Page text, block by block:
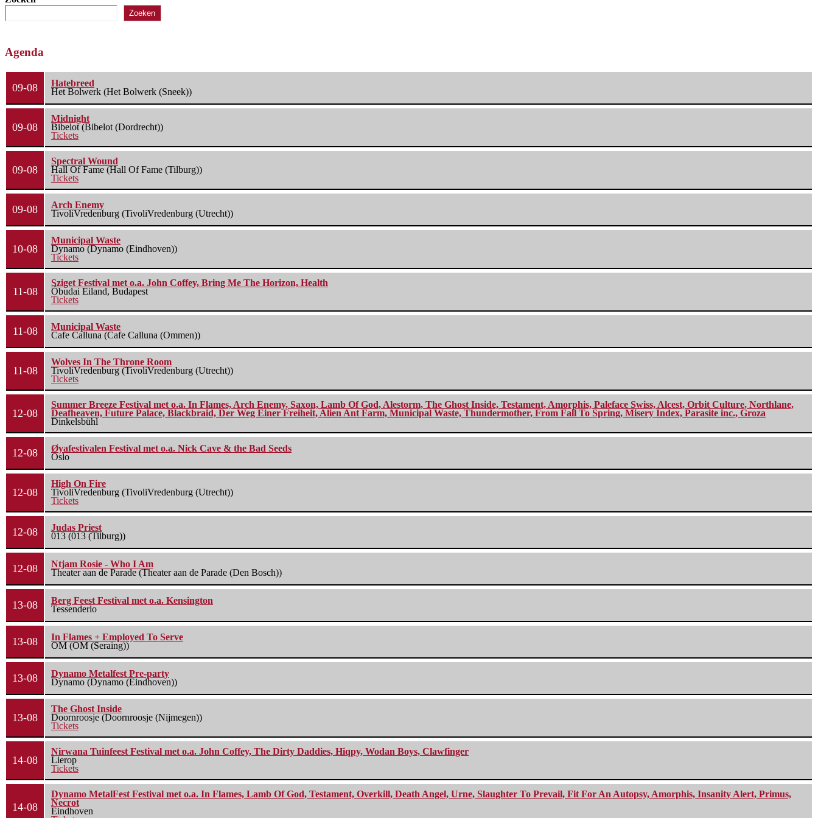
Zoeken
Agenda
09-08
Hatebreed
Het Bolwerk (Het Bolwerk (Sneek))
09-08
Midnight
Bibelot (Bibelot (Dordrecht))
Tickets
09-08
Spectral Wound
Hall Of Fame (Hall Of Fame (Tilburg))
Tickets
09-08
Arch Enemy
TivoliVredenburg (TivoliVredenburg (Utrecht))
10-08
Municipal Waste
Dynamo (Dynamo (Eindhoven))
Tickets
11-08
Sziget Festival met o.a. John Coffey, Bring Me The Horizon, Health
Óbudai Eiland, Budapest
Tickets
11-08
Municipal Waste
Cafe Calluna (Cafe Calluna (Ommen))
11-08
Wolves In The Throne Room
TivoliVredenburg (TivoliVredenburg (Utrecht))
Tickets
12-08
Summer Breeze Festival met o.a. In Flames, Arch Enemy, Saxon, Lamb Of God, Alestorm, The Ghost Inside, Testament, Amorphis, Paleface Swiss, Alcest, Orbit Culture, Northlane,
Deafheaven, Future Palace, Blackbraid, Der Weg Einer Freiheit, Alien Ant Farm, Municipal Waste, Thundermother, From Fall To Spring, Misery Index, Parasite inc., Groza
Dinkelsbühl
12-08
Øyafestivalen Festival met o.a. Nick Cave & the Bad Seeds
Oslo
12-08
High On Fire
TivoliVredenburg (TivoliVredenburg (Utrecht))
Tickets
12-08
Judas Priest
013 (013 (Tilburg))
12-08
Ntjam Rosie - Who I Am
Theater aan de Parade (Theater aan de Parade (Den Bosch))
13-08
Berg Feest Festival met o.a. Kensington
Tessenderlo
13-08
In Flames + Employed To Serve
OM (OM (Seraing))
13-08
Dynamo Metalfest Pre-party
Dynamo (Dynamo (Eindhoven))
13-08
The Ghost Inside
Doornroosje (Doornroosje (Nijmegen))
Tickets
14-08
Nirwana Tuinfeest Festival met o.a. John Coffey, The Dirty Daddies, Hiqpy, Wodan Boys, Clawfinger
Lierop
Tickets
14-08
Dynamo MetalFest Festival met o.a. In Flames, Lamb Of God, Testament, Overkill, Death Angel, Urne, Slaughter To Prevail, Fit For An Autopsy, Amorphis, Insanity Alert, Primus,
Necrot
Eindhoven